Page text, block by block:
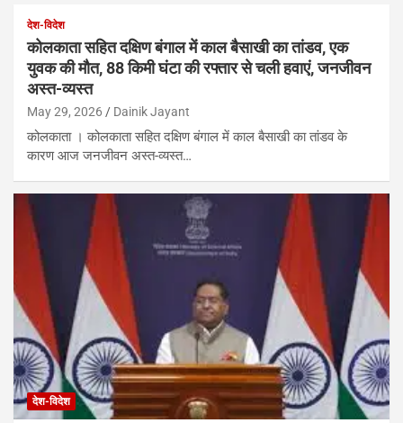
देश-विदेश
कोलकाता सहित दक्षिण बंगाल में काल बैसाखी का तांडव, एक
युवक की मौत, 88 किमी घंटा की रफ्तार से चली हवाएं, जनजीवन
अस्त-व्यस्त
May 29, 2026 Dainik Jayant
कोलकाता । कोलकाता सहित दक्षिण बंगाल में काल बैसाखी का तांडव के
कारण आज जनजीवन अस्त-व्यस्त…
देश-विदेश